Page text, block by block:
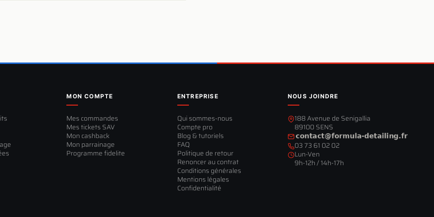
MON COMPTE
Mes commandes
Mes tickets SAV
Mon cashback
Mon parrainage
Programme fidelite
ENTREPRISE
Qui sommes-nous
Compte pro
Blog & tutoriels
FAQ
Politique de retour
Renoncer au contrat
Conditions générales
Mentions légales
Confidentialité
NOUS JOINDRE
188 Avenue de Senigallia
89100 SENS
03 73 61 02 02
Lun-Ven
9h-12h / 14h-17h